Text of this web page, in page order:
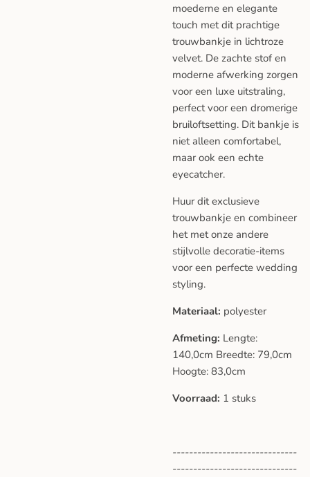
moederne en elegante
touch met dit prachtige
trouwbankje in lichtroze
velvet. De zachte stof en
moderne afwerking zorgen
voor een luxe uitstraling,
perfect voor een dromerige
bruiloftsetting. Dit bankje is
niet alleen comfortabel,
maar ook een echte
eyecatcher.
Huur dit exclusieve
trouwbankje en combineer
het met onze andere
stijlvolle decoratie-items
voor een perfecte wedding
styling.
Materiaal: polyester
Afmeting: Lengte:
140,0cm Breedte: 79,0cm
Hoogte: 83,0cm
Voorraad: 1 stuks
------------------------------
------------------------------